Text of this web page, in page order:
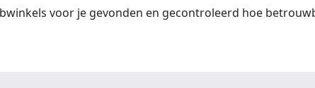
voor je gevonden en gecontroleerd hoe